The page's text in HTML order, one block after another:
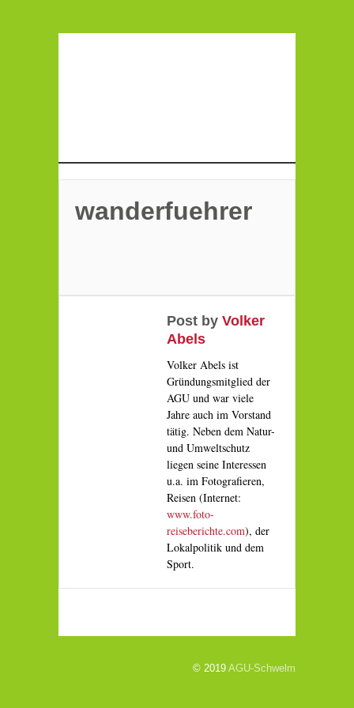
wanderfuehrer
Post by Volker
Abels
Volker Abels ist
Gründungsmitglied der
AGU und war viele
Jahre auch im Vorstand
tätig. Neben dem Natur-
und Umweltschutz
liegen seine Interessen
u.a. im Fotografieren,
Reisen (Internet:
www.foto-
reiseberichte.com), der
Lokalpolitik und dem
Sport.
© 2019 AGU-Schwelm